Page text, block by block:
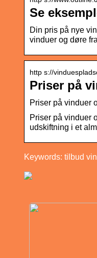
Se
Din pris på nye
vinduer og døre
http s://
Priser på
Priser på vinduer
Priser på vinduer
udskiftning i et
Keywords: tilbud